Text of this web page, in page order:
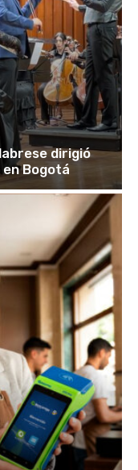
dirigió
Bogotá